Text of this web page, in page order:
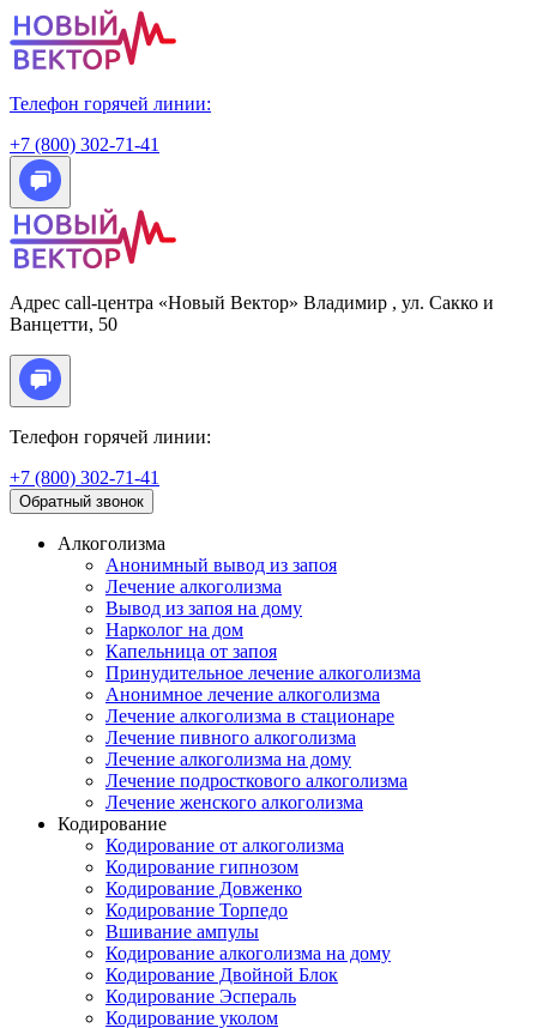
Телефон горячей линии:
+7 (800) 302-71-41
Адрес call-центра «Новый Вектор» Владимир , ул. Сакко и
Ванцетти, 50
Телефон горячей линии:
+7 (800) 302-71-41
Обратный звонок
Алкоголизма
Анонимный вывод из запоя
Лечение алкоголизма
Вывод из запоя на дому
Нарколог на дом
Капельница от запоя
Принудительное лечение алкоголизма
Анонимное лечение алкоголизма
Лечение алкоголизма в стационаре
Лечение пивного алкоголизма
Лечение алкоголизма на дому
Лечение подросткового алкоголизма
Лечение женского алкоголизма
Кодирование
Кодирование от алкоголизма
Кодирование гипнозом
Кодирование Довженко
Кодирование Торпедо
Вшивание ампулы
Кодирование алкоголизма на дому
Кодирование Двойной Блок
Кодирование Эспераль
Кодирование уколом